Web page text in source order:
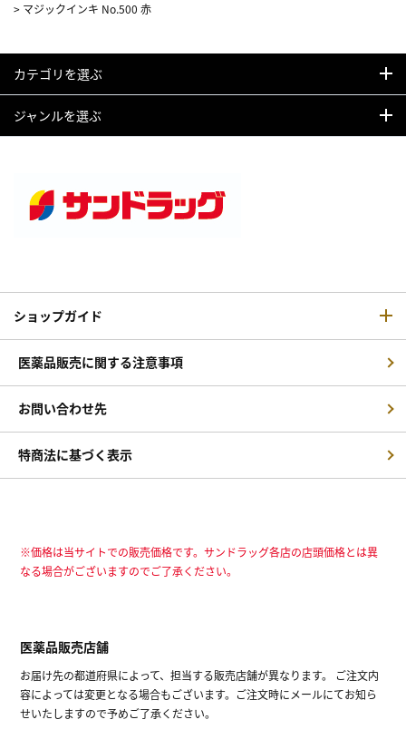
> マジックインキ No.500 赤
カテゴリを選ぶ
ジャンルを選ぶ
ショップガイド
医薬品販売に関する注意事項
お問い合わせ先
特商法に基づく表示
※価格は当サイトでの販売価格です。サンドラッグ各店の店頭価格とは異
なる場合がございますのでご了承ください。
医薬品販売店舗
お届け先の都道府県によって、担当する販売店舗が異なります。 ご注文内
容によっては変更となる場合もございます。ご注文時にメールにてお知ら
せいたしますので予めご了承ください。